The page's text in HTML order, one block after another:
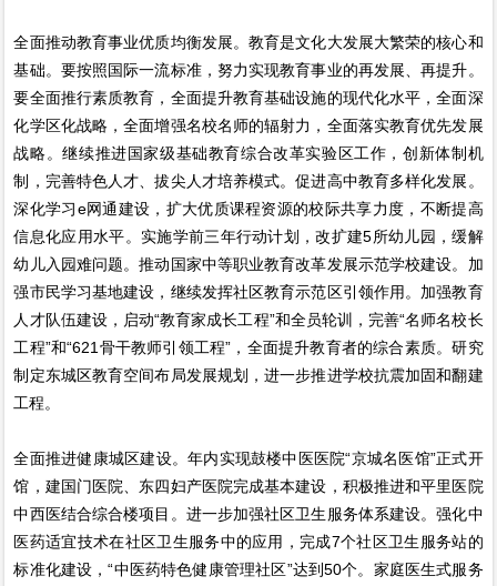
全面推动教育事业优质均衡发展。教育是文化大发展大繁荣的核心和
基础。要按照国际一流标准，努力实现教育事业的再发展、再提升。
要全面推行素质教育，全面提升教育基础设施的现代化水平，全面深
化学区化战略，全面增强名校名师的辐射力，全面落实教育优先发展
战略。继续推进国家级基础教育综合改革实验区工作，创新体制机
制，完善特色人才、拔尖人才培养模式。促进高中教育多样化发展。
深化学习e网通建设，扩大优质课程资源的校际共享力度，不断提高
信息化应用水平。实施学前三年行动计划，改扩建5所幼儿园，缓解
幼儿入园难问题。推动国家中等职业教育改革发展示范学校建设。加
强市民学习基地建设，继续发挥社区教育示范区引领作用。加强教育
人才队伍建设，启动“教育家成长工程”和全员轮训，完善“名师名校长
工程”和“621骨干教师引领工程”，全面提升教育者的综合素质。研究
制定东城区教育空间布局发展规划，进一步推进学校抗震加固和翻建
工程。
全面推进健康城区建设。年内实现鼓楼中医医院“京城名医馆”正式开
馆，建国门医院、东四妇产医院完成基本建设，积极推进和平里医院
中西医结合综合楼项目。进一步加强社区卫生服务体系建设。强化中
医药适宜技术在社区卫生服务中的应用，完成7个社区卫生服务站的
标准化建设，“中医药特色健康管理社区”达到50个。家庭医生式服务